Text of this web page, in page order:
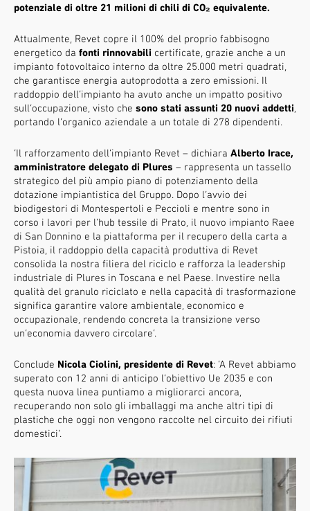
potenziale di oltre 21 milioni di chili di CO₂ equivalente.
Attualmente, Revet copre il 100% del proprio fabbisogno
energetico da fonti rinnovabili certificate, grazie anche a un
impianto fotovoltaico interno da oltre 25.000 metri quadrati,
che garantisce energia autoprodotta a zero emissioni. Il
raddoppio dell’impianto ha avuto anche un impatto positivo
sull’occupazione, visto che sono stati assunti 20 nuovi addetti
portando l’organico aziendale a un totale di 278 dipendenti.
‘Il rafforzamento dell’impianto Revet – dichiara Alberto Irace,
amministratore delegato di Plures – rappresenta un tassello
strategico del più ampio piano di potenziamento della
dotazione impiantistica del Gruppo. Dopo l’avvio dei
biodigestori di Montespertoli e Peccioli e mentre sono in
corso i lavori per l’hub tessile di Prato, il nuovo impianto Raee
di San Donnino e la piattaforma per il recupero della carta a
Pistoia, il raddoppio della capacità produttiva di Revet
consolida la nostra filiera del riciclo e rafforza la leadership
industriale di Plures in Toscana e nel Paese. Investire nella
qualità del granulo riciclato e nella capacità di trasformazione
significa garantire valore ambientale, economico e
occupazionale, rendendo concreta la transizione verso
un’economia davvero circolare’.
Conclude Nicola Ciolini, presidente di Revet: ‘A Revet abbiamo
superato con 12 anni di anticipo l’obiettivo Ue 2035 e con
questa nuova linea puntiamo a migliorarci ancora,
recuperando non solo gli imballaggi ma anche altri tipi di
plastiche che oggi non vengono raccolte nel circuito dei rifiuti
domestici’.